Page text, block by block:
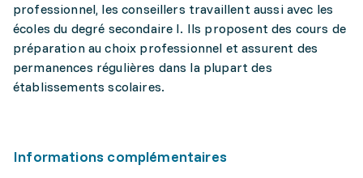
professionnel, les conseillers travaillent aussi avec les
écoles du degré secondaire I. Ils proposent des cours de
préparation au choix professionnel et assurent des
permanences régulières dans la plupart des
établissements scolaires.
Informations complémentaires